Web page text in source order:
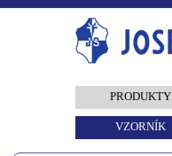
PRODUKTY
VZORNÍK